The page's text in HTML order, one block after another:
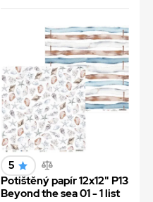
5
Potištěný papír 12x12" P13
Beyond the sea 01 - 1 list